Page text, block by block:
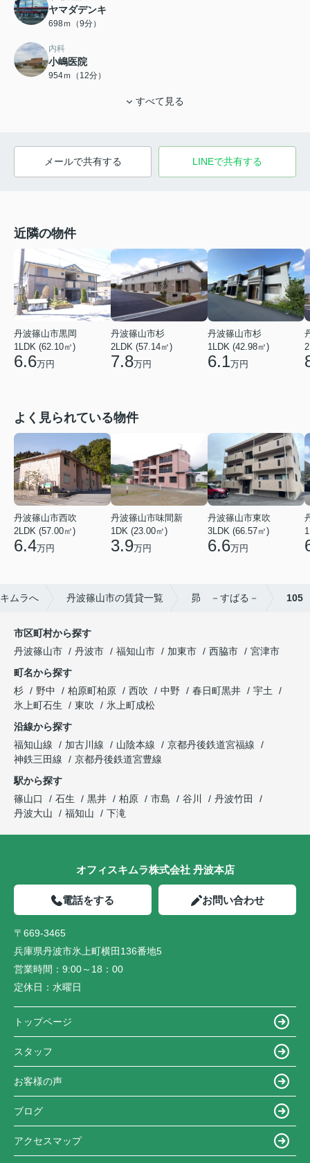
ヤマダデンキ
698ｍ（9分）
内科
小嶋医院
954ｍ（12分）
すべて見る
メールで共有する LINEで共有する
近隣の物件
丹波篠山市黒岡
1LDK (62.10㎡)
6.6万円
丹波篠山市杉
2LDK (57.14㎡)
7.8万円
丹波篠山市杉
1LDK (42.98㎡)
6.1万円
よく見られている物件
丹波篠山市西吹
2LDK (57.00㎡)
6.4万円
丹波篠山市味間新
1DK (23.00㎡)
3.9万円
丹波篠山市東吹
3LDK (66.57㎡)
6.6万円
ムラへ 丹波篠山市の賃貸一覧 昴 －すばる－ 105
市区町村から探す
丹波篠山市
丹波市 福知山市 加東市 西脇市
宮津市
町名から探す
杉
野中 柏原町柏原 西吹 中野 春日町黒井
宇土
氷上町石生
東吹
氷上町成松
沿線から探す
福知山線
加古川線 山陰本線
京都丹後鉄道宮福線
神鉄三田線
京都丹後鉄道宮豊線
駅から探す
篠山口
石生 黒井 柏原 市島 谷川
丹波竹田
丹波大山
福知山 下滝
オフィスキムラ株式会社 丹波本店
電話をする お問い合わせ
〒669-3465
兵庫県丹波市氷上町横田136番地5
営業時間： 9:00～18：00
定休日： 水曜日
トップページ
スタッフ
お客様の声
ブログ
アクセスマップ